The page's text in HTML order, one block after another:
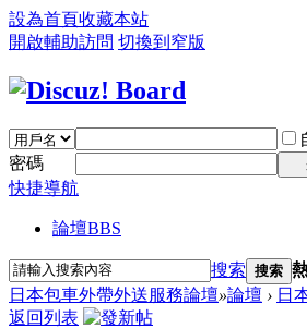
設為首頁收藏本站
開啟輔助訪問 切換到窄版
密碼
快捷導航
論壇BBS
搜索 搜索
日本包車外帶外送服務論壇»論壇 › 日
返回列表